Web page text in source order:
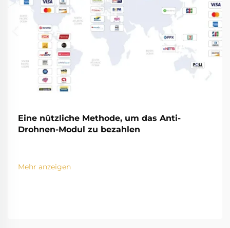
Eine nützliche Methode, um das Anti-
Drohnen-Modul zu bezahlen
Mehr anzeigen